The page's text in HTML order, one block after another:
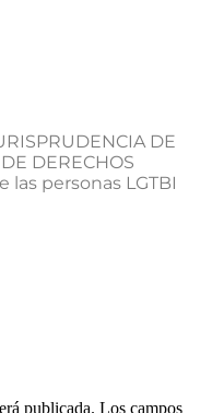
DE
DERECHOS
las personas LGTBI
publicada. Los campos